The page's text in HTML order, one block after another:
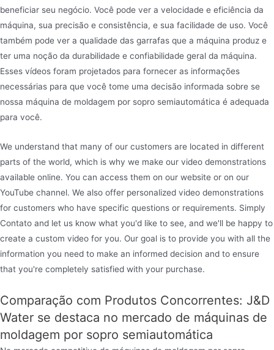
beneficiar seu negócio. Você pode ver a velocidade e eficiência da
máquina, sua precisão e consistência, e sua facilidade de uso. Você
também pode ver a qualidade das garrafas que a máquina produz e
ter uma noção da durabilidade e confiabilidade geral da máquina.
Esses vídeos foram projetados para fornecer as informações
necessárias para que você tome uma decisão informada sobre se
nossa máquina de moldagem por sopro semiautomática é adequada
para você.
We understand that many of our customers are located in different
parts of the world, which is why we make our video demonstrations
available online. You can access them on our website or on our
YouTube channel. We also offer personalized video demonstrations
for customers who have specific questions or requirements. Simply
Contato and let us know what you'd like to see, and we'll be happy to
create a custom video for you. Our goal is to provide you with all the
information you need to make an informed decision and to ensure
that you're completely satisfied with your purchase.
Comparação com Produtos Concorrentes: J&D
Water se destaca no mercado de máquinas de
moldagem por sopro semiautomática